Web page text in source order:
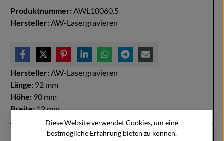
Produktnummer: AWL10060.5
Hersteller: AW-Lasergravieren
Hersteller: AW-Lasergravieren
Länge: 92 mm
Höhe: 90 mm
Breite:12 mm
Diese Website verwendet Cookies, um eine
bestmögliche Erfahrung bieten zu können.